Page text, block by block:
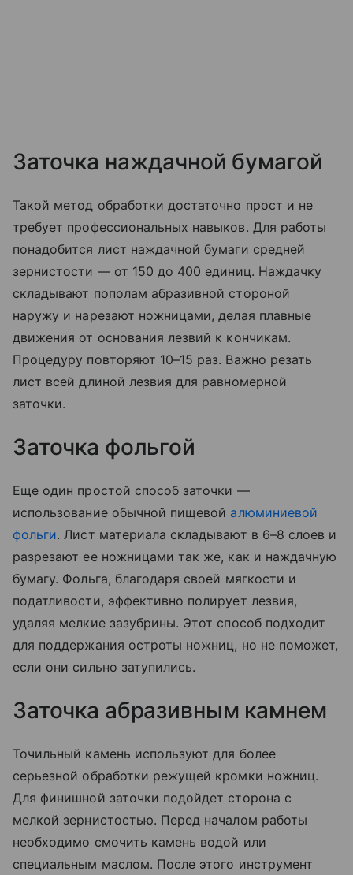
Заточка наждачной бумагой
Такой метод обработки достаточно прост и не
требует профессиональных навыков. Для работы
понадобится лист наждачной бумаги средней
зернистости — от 150 до 400 единиц. Наждачку
складывают пополам абразивной стороной
наружу и нарезают ножницами, делая плавные
движения от основания лезвий к кончикам.
Процедуру повторяют 10–15 раз. Важно резать
лист всей длиной лезвия для равномерной
заточки.
Заточка фольгой
Еще один простой способ заточки —
использование обычной пищевой алюминиевой
фольги. Лист материала складывают в 6–8 слоев и
разрезают ее ножницами так же, как и наждачную
бумагу. Фольга, благодаря своей мягкости и
податливости, эффективно полирует лезвия,
удаляя мелкие зазубрины. Этот способ подходит
для поддержания остроты ножниц, но не поможет,
если они сильно затупились.
Заточка абразивным камнем
Точильный камень используют для более
серьезной обработки режущей кромки ножниц.
Для финишной заточки подойдет сторона с
мелкой зернистостью. Перед началом работы
необходимо смочить камень водой или
специальным маслом. После этого инструмент